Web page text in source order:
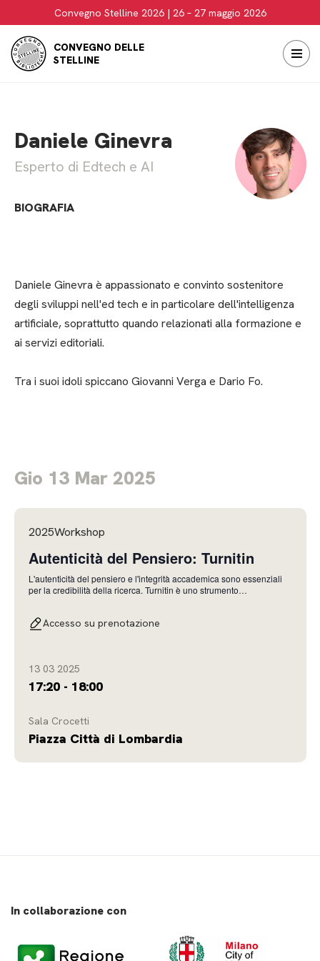
Vai
al
Convegno Stelline 2026 | 26 – 27 maggio 2026
CONVEGNO DELLE
STELLINE
Daniele Ginevra
Esperto di Edtech e AI
BIOGRAFIA
Daniele Ginevra è appassionato e convinto sostenitore
degli sviluppi nell'ed tech e in particolare dell'intelligenza
artificiale, soprattutto quando relazionati alla formazione e
ai servizi editoriali.
Tra i suoi idoli spiccano Giovanni Verga e Dario Fo.
Gio 13 Mar 2025
13 03 2025
17:20 - 18:00
Sala Crocetti
Piazza Città di Lombardia
2025Workshop
Autenticità del Pensiero: Turnitin
L'autenticità del pensiero e l'integrità accademica sono essenziali
per la credibilità della ricerca. Turnitin è uno strumento
scopriremo come tramite Turnitin,
Accesso su prenotazione
In collaborazione con